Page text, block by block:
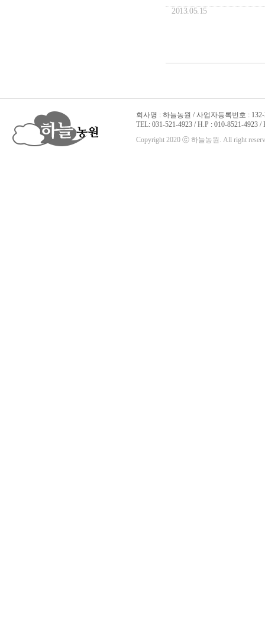
2013.05.15
회사명 : 하늘농원 / 사업자등록번호 :
TEL: 031-521-4923 / H.P : 010-8521-4923 /
Copyright 2020 ⓒ 하늘농원. All right